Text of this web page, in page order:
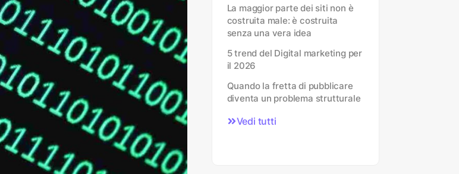
La maggior parte dei siti non è
costruita male: è costruita
senza una vera idea
5 trend del Digital marketing per
il 2026
Quando la fretta di pubblicare
diventa un problema strutturale
Vedi tutti